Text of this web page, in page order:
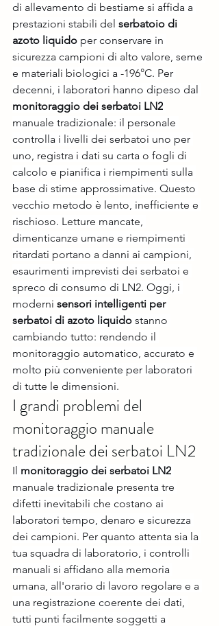
di allevamento di bestiame si affida a
prestazioni stabili del serbatoio di
azoto liquido per conservare in
sicurezza campioni di alto valore, seme
e materiali biologici a -196°C. Per
decenni, i laboratori hanno dipeso dal
monitoraggio dei serbatoi LN2
manuale tradizionale: il personale
controlla i livelli dei serbatoi uno per
uno, registra i dati su carta o fogli di
calcolo e pianifica i riempimenti sulla
base di stime approssimative. Questo
vecchio metodo è lento, inefficiente e
rischioso. Letture mancate,
dimenticanze umane e riempimenti
ritardati portano a danni ai campioni,
esaurimenti imprevisti dei serbatoi e
spreco di consumo di LN2. Oggi, i
moderni sensori intelligenti per
serbatoi di azoto liquido stanno
cambiando tutto: rendendo il
monitoraggio automatico, accurato e
molto più conveniente per laboratori
di tutte le dimensioni.
I grandi problemi del
monitoraggio manuale
tradizionale dei serbatoi LN2
Il monitoraggio dei serbatoi LN2
manuale tradizionale presenta tre
difetti inevitabili che costano ai
laboratori tempo, denaro e sicurezza
dei campioni. Per quanto attenta sia la
tua squadra di laboratorio, i controlli
manuali si affidano alla memoria
umana, all'orario di lavoro regolare e a
una registrazione coerente dei dati,
tutti punti facilmente soggetti a